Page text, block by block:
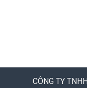
CÔNG TY